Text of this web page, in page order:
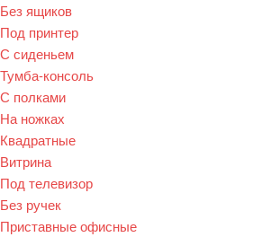
Без ящиков
Под принтер
С сиденьем
Тумба-консоль
С полками
На ножках
Квадратные
Витрина
Под телевизор
Без ручек
Приставные офисные